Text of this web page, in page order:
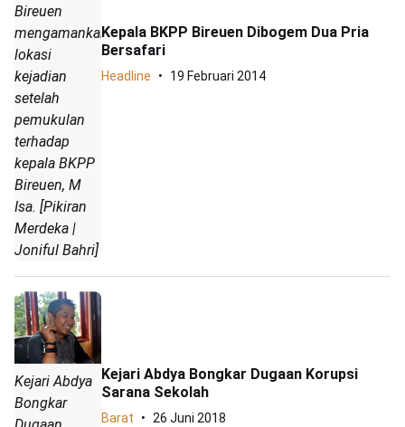
Bireuen
mengamankan
lokasi
kejadian
setelah
pemukulan
terhadap
kepala BKPP
Bireuen, M
Isa. [Pikiran
Merdeka |
Joniful Bahri]
Kepala BKPP Bireuen Dibogem Dua Pria
Bersafari
Headline 19 Februari 2014
Kejari Abdya
Bongkar
Kejari Abdya Bongkar Dugaan Korupsi
Sarana Sekolah
Barat 26 Juni 2018